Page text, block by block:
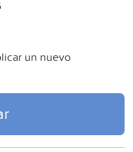
un nuevo